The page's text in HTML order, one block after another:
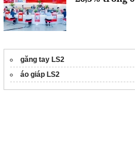
găng tay LS2
áo giáp LS2